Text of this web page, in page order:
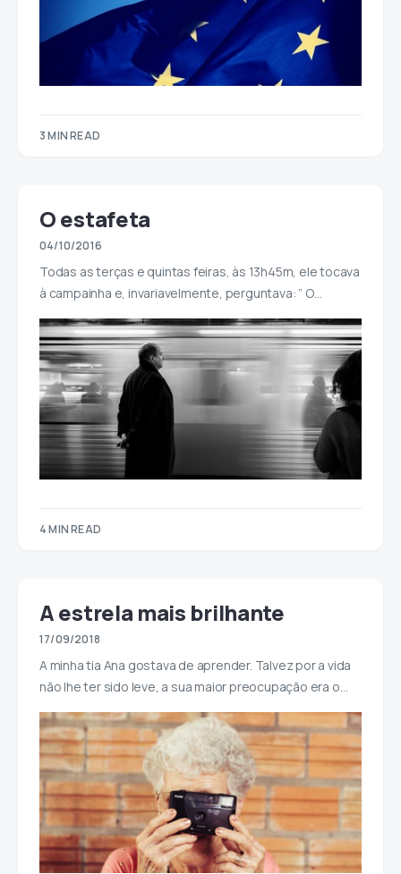
3 MIN READ
O estafeta
04/10/2016
Todas as terças e quintas feiras, às 13h45m, ele tocava
à campainha e, invariavelmente, perguntava: ” O…
4 MIN READ
A estrela mais brilhante
17/09/2018
A minha tia Ana gostava de aprender. Talvez por a vida
não lhe ter sido leve, a sua maior preocupação era o…